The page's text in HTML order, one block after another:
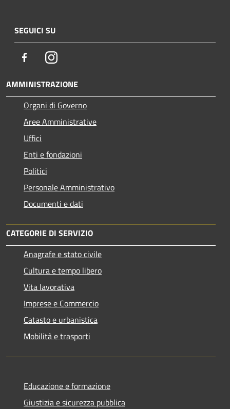
SEGUICI SU
FacebookInstagram
AMMINISTRAZIONE
Organi di Governo
Aree Amministrative
Uffici
Enti e fondazioni
Politici
Personale Amministrativo
Documenti e dati
CATEGORIE DI SERVIZIO
Anagrafe e stato civile
Cultura e tempo libero
Vita lavorativa
Imprese e Commercio
Catasto e urbanistica
Mobilità e trasporti
Educazione e formazione
Giustizia e sicurezza pubblica